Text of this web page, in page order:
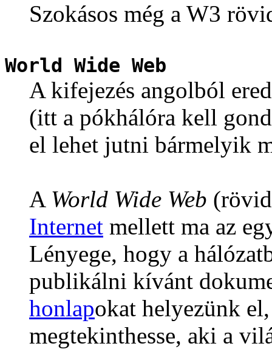
Szokásos még a W3
World Wide Web
A kifejezés angolból
(itt a pókhálóra kell
el lehet jutni bármelyik
A World Wide Web
Internet mellett ma az
Lényege, hogy a
publikálni kívánt
honlapokat helyezünk
megtekinthesse, aki a